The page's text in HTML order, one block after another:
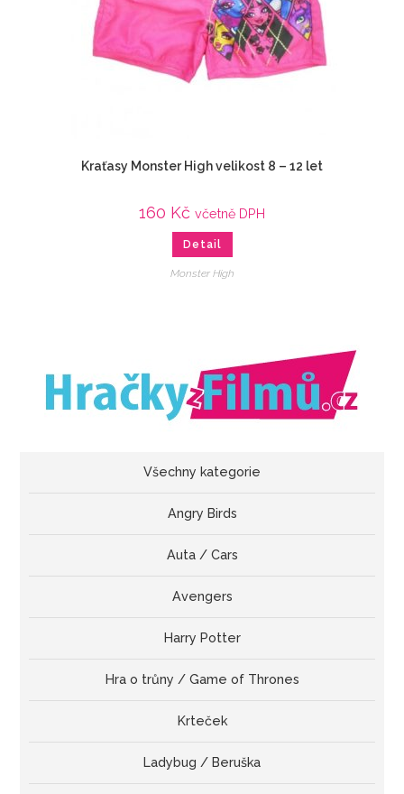
Kraťasy Monster High velikost 8 – 12 let
160 Kč včetně DPH
Detail
Monster High
Všechny kategorie
Angry Birds
Auta / Cars
Avengers
Harry Potter
Hra o trůny / Game of Thrones
Krteček
Ladybug / Beruška